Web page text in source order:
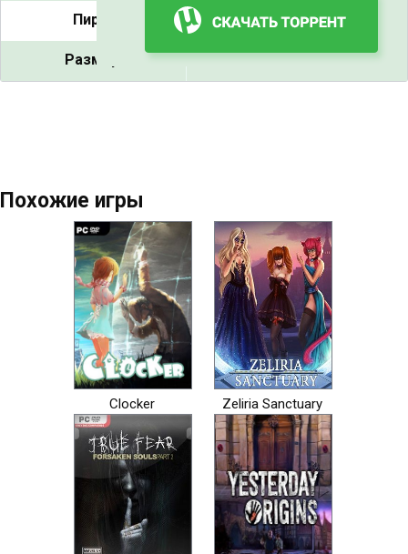
Пиры: 26
Размер: 2.72 ГБ
Похожие игры
Clocker Zeliria Sanctuary